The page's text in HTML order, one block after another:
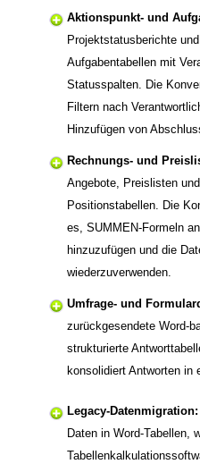
Aktionspunkt- und
Projektstatusberichte
Aufgabentabellen mit
Statusspalten. Die
Filtern nach
Hinzufügen von
Rechnungs- und
Angebote, Preislisten
Positionstabellen. Die
es, SUMMEN-Formeln
hinzuzufügen und die
wiederzuverwenden.
Umfrage- und
zurückgesendete Word-
strukturierte
konsolidiert Antworten in
Legacy-Datenmigration:
Daten in Word-Tabellen,